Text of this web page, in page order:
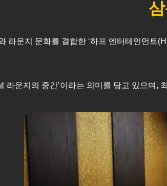
라운지 문화를 결합한 ‘하프 엔터테인먼트
라운지의 중간’이라는 의미를 담고 있으며,